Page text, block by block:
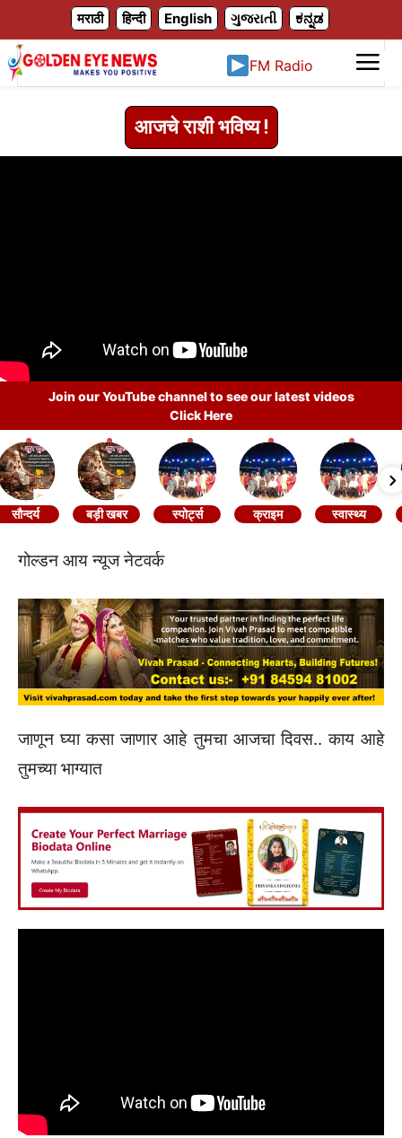
मराठी हिन्दी English ગુજરાતી ಕನ್ನಡ
FM Radio
आजचे राशी भविष्य !
Join our YouTube channel to see our latest videos
Click Here
सौन्दर्य बड़ी खबर स्पोर्ट्स क्राइम स्वास्थ्य
गोल्डन आय न्यूज नेटवर्क
जाणून घ्या कसा जाणार आहे तुमचा आजचा दिवस.. काय आहे
तुमच्या भाग्यात